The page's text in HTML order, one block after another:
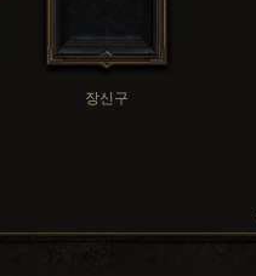
장신구